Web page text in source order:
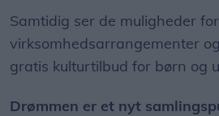
Samtidig ser de muligheder
virksomhedsarrangementer
gratis kulturtilbud for børn og
Drømmen er et nyt